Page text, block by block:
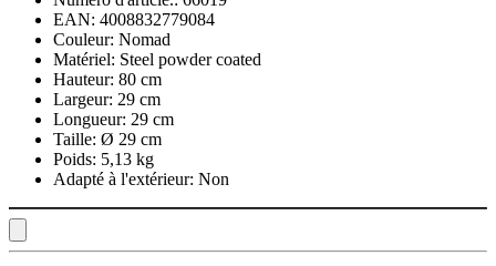
EAN: 4008832779084
Couleur: Nomad
Matériel: Steel powder coated
Hauteur: 80 cm
Largeur: 29 cm
Longueur: 29 cm
Taille: Ø 29 cm
Poids: 5,13 kg
Adapté à l'extérieur: Non